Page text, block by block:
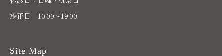
矯正日 10:00～19:00
Site Map